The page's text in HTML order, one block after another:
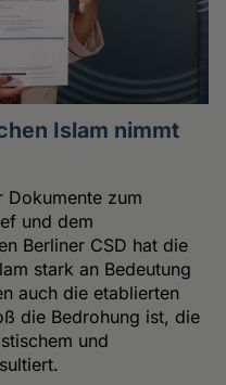
Islam nimmt
Dokumente zum
und dem
Berliner CSD hat die
stark an Bedeutung
auch die etablierten
die Bedrohung ist, die
und